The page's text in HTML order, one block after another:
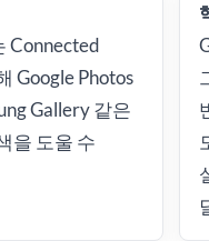
Connected
Google Photos
Gallery 같은
을 도울 수